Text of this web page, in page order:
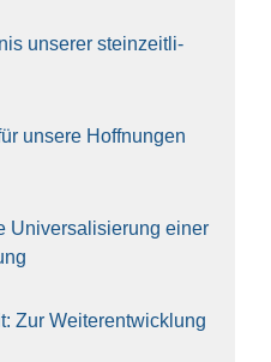
unse­rer stein­zeit­li­
unse­re Hoff­nun­gen
Uni­ver­sa­li­sie­rung einer
Zur Wei­ter­ent­wick­lung